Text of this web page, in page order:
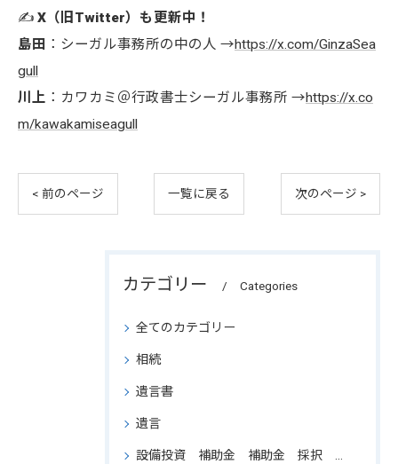
✍️ X（旧Twitter）も更新中！
島田 ：シーガル事務所の中の人 →https://x.com/GinzaSea
gull
川上 ：カワカミ＠行政書士シーガル事務所 →https://x.co
m/kawakamiseagull
< 前のページ 一覧に戻る 次のページ >
カテゴリー Categories
全てのカテゴリー
相続
遺言書
遺言
設備投資 補助金 補助金 採択 支援 省力 申請 結果 ものづくり